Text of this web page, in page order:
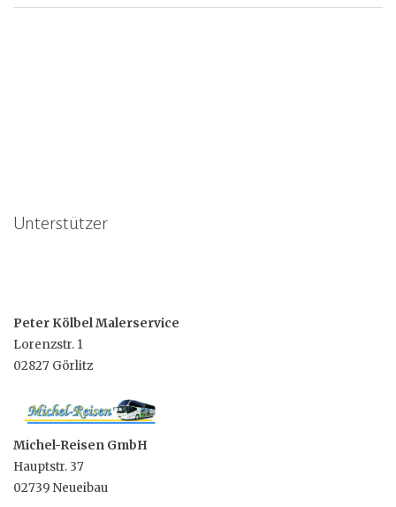
Unterstützer
Peter Kölbel Malerservice
Lorenzstr. 1
02827 Görlitz
Michel-Reisen GmbH
Hauptstr. 37
02739 Neueibau